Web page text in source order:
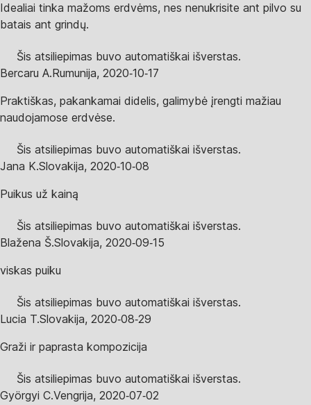
Idealiai tinka mažoms erdvėms, nes nenukrisite ant pilvo su
batais ant grindų.
Šis atsiliepimas buvo automatiškai išverstas.
Bercaru A.Rumunija, 2020‑10‑17
Praktiškas, pakankamai didelis, galimybė įrengti mažiau
naudojamose erdvėse.
Šis atsiliepimas buvo automatiškai išverstas.
Jana K.Slovakija, 2020‑10‑08
Puikus už kainą
Šis atsiliepimas buvo automatiškai išverstas.
Blažena Š.Slovakija, 2020‑09‑15
viskas puiku
Šis atsiliepimas buvo automatiškai išverstas.
Lucia T.Slovakija, 2020‑08‑29
Graži ir paprasta kompozicija
Šis atsiliepimas buvo automatiškai išverstas.
Györgyi C.Vengrija, 2020‑07‑02